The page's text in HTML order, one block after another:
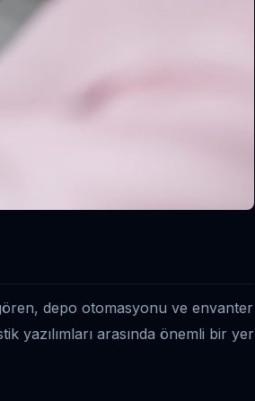
depo otomasyonu ve envanter
yazılımları arasında önemli bir yer